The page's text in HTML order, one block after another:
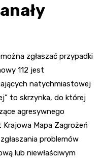
zgłaszać przypadki
112 jest
natychmiastowej
to skrzynka, do której
agresywnego
Mapa Zagrożeń
problemów
lub niewłaściwym